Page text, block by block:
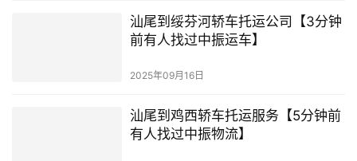
汕尾到绥芬河轿车托运公司【3分钟
前有人找过中振运车】
2025年09月16日
汕尾到鸡西轿车托运服务【5分钟前
有人找过中振物流】